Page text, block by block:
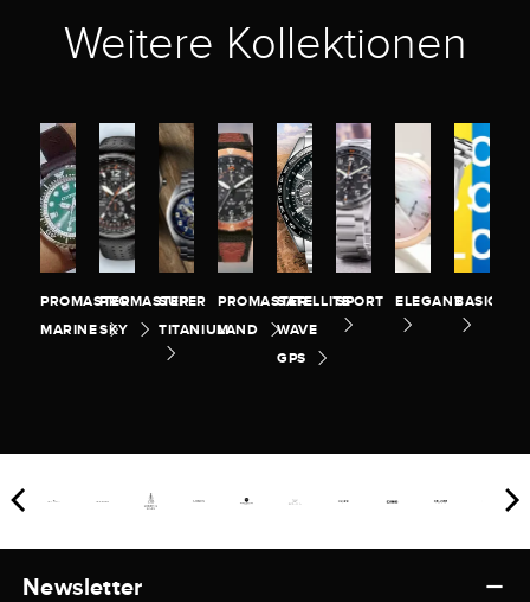
Weitere Kollektionen
PROMASTER
MARINE
PROMASTER
SKY
SUPER
TITANIUM
PROMASTER
LAND
SATELLITE
WAVE
GPS
SPORT ELEGANTBASIC
Newsletter